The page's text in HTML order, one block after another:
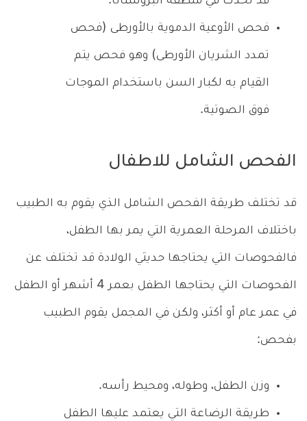
فحص الأوعية الدموية بالأورطى (فحص
تمدد الشريان الأورطى) وهو فحص يتم
القيام به لكبار السن باستخدام الموجات
فوق الصوتية.
الفحص الشامل للاطفال
قد تختلف طريقة الفحص الشامل الذي يقوم به الطبيب
باختلاف المرحلة العمرية التي يمر بها الطفل،
فالفحوصات التي يحتاجها حديثي الولادة قد تختلف عن
الفحوصات التي يحتاجها الطفل بعمر 4 أشهر أو الطفل
في عمر عام أو أكثر، ولكن في المجمل يقوم الطبيب
بفحص:
وزن الطفل، وطوله، ومحيط رأسه.
طريقة الرضاعة التي يعتمد عليها الطفل